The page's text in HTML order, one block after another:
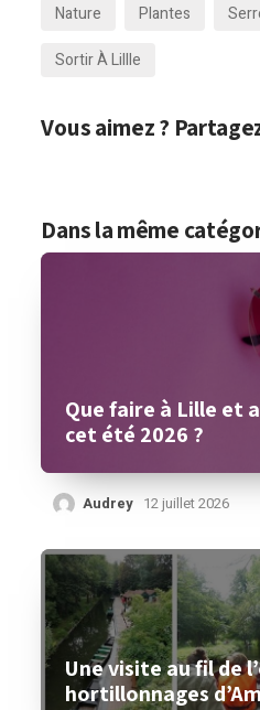
Nature
Plantes
Sortir À Lillle
Vous aimez ?
Dans la même
Que faire à Lille et
cet été 2026 ?
Audrey 12 juillet 2026
Une visite au fil de
hortillonnages